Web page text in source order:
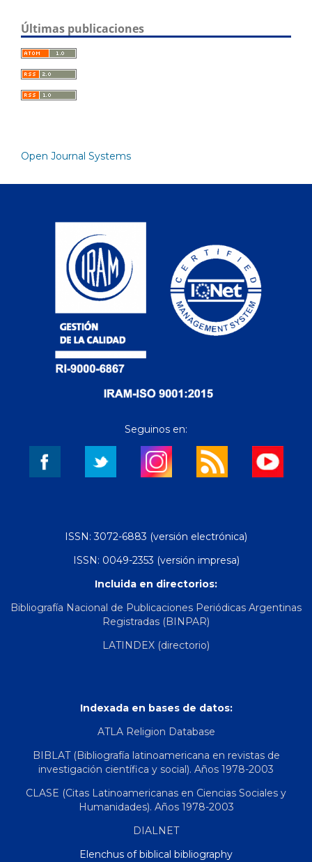
Últimas publicaciones
Open Journal Systems
Seguinos en:
ISSN: 3072-6883 (versión electrónica)
ISSN: 0049-2353 (versión impresa)
Incluida en directorios:
Bibliografía Nacional de Publicaciones Periódicas Argentinas
Registradas (BINPAR)
LATINDEX (directorio)
Indexada en bases de datos:
ATLA Religion Database
BIBLAT (Bibliografía latinoamericana en revistas de
investigación científica y social). Años 1978-2003
CLASE (Citas Latinoamericanas en Ciencias Sociales y
Humanidades). Años 1978-2003
DIALNET
Elenchus of biblical bibliography